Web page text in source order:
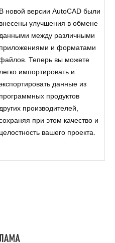
В новой версии AutoCAD были
внесены улучшения в обмене
данными между различными
приложениями и форматами
Теперь вы можете
легко импортировать и
данные из
программных продуктов
других производителей,
при этом качество и
целостность вашего проекта.